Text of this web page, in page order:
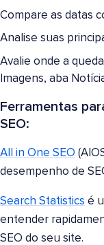
Compare as datas
Analise suas
Avalie onde a
Imagens, aba
Ferramentas
SEO:
All in One SEO
desempenho de
Search Statistics é
entender
SEO do seu site.